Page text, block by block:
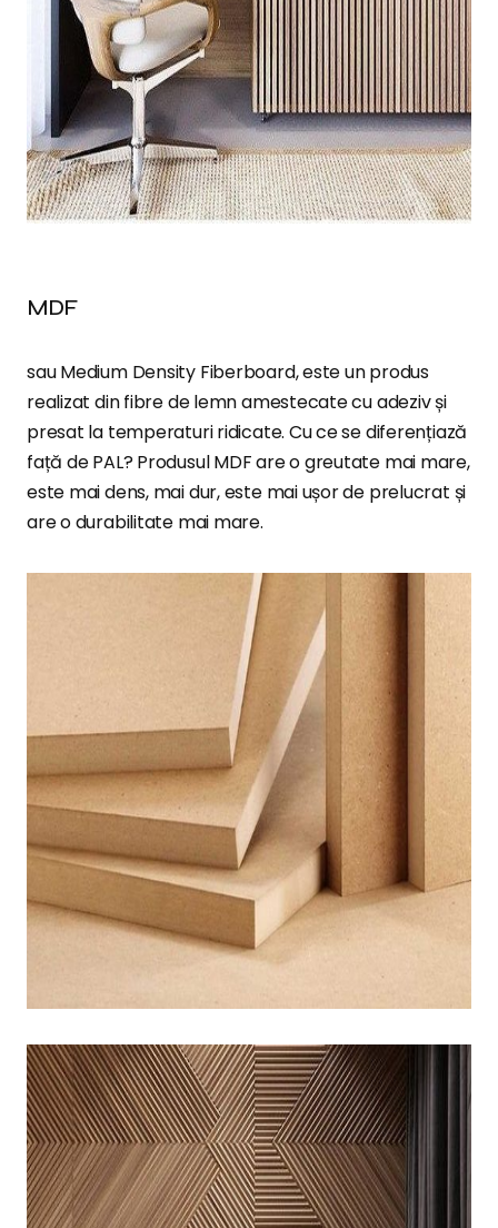
MDF
sau Medium Density Fiberboard, este un produs
realizat din fibre de lemn amestecate cu adeziv și
presat la temperaturi ridicate. Cu ce se diferențiază
față de PAL? Produsul MDF are o greutate mai mare,
este mai dens, mai dur, este mai ușor de prelucrat și
are o durabilitate mai mare.